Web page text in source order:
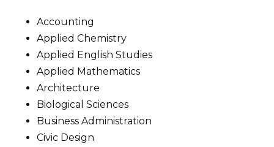
Accounting
Applied Chemistry
Applied English Studies
Applied Mathematics
Architecture
Biological Sciences
Business Administration
Civic Design